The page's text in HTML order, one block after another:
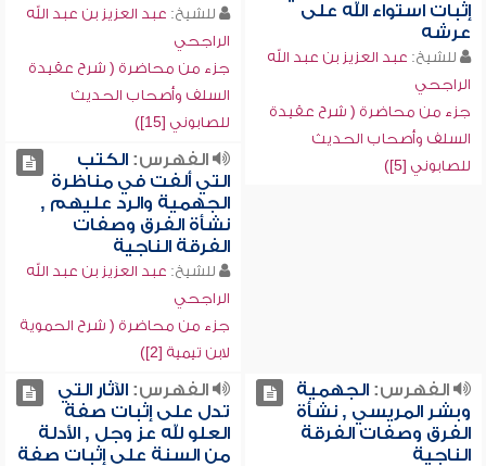
إثبات استواء الله على
عرشه
للشيخ: عبد العزيز بن عبد الله
الراجحي
جزء من محاضرة ( شرح عقيدة
السلف وأصحاب الحديث
للصابوني [5])
للشيخ: عبد العزيز بن عبد الله
الراجحي
جزء من محاضرة ( شرح عقيدة
السلف وأصحاب الحديث
للصابوني [15])
الفهرس:الكتب
التي ألفت في مناظرة
الجهمية والرد عليهم ,
نشأة الفرق وصفات
الفرقة الناجية
للشيخ: عبد العزيز بن عبد الله
الراجحي
جزء من محاضرة ( شرح الحموية
لابن تيمية [2])
الفهرس:الجهمية
وبشر المريسي , نشأة
الفرق وصفات الفرقة
الناجية
الفهرس:الآثار التي
تدل على إثبات صفة
العلو لله عز وجل , الأدلة
من السنة على إثبات صفة